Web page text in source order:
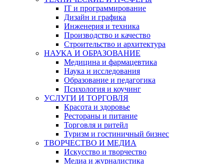
IT и программирование
Дизайн и графика
Инженерия и техника
Производство и качество
Строительство и архитектура
НАУКА И ОБРАЗОВАНИЕ
Медицина и фармацевтика
Наука и исследования
Образование и педагогика
Психология и коучинг
УСЛУГИ И ТОРГОВЛЯ
Красота и здоровье
Рестораны и питание
Торговля и ритейл
Туризм и гостиничный бизнес
ТВОРЧЕСТВО И МЕДИА
Искусство и творчество
Медиа и журналистика